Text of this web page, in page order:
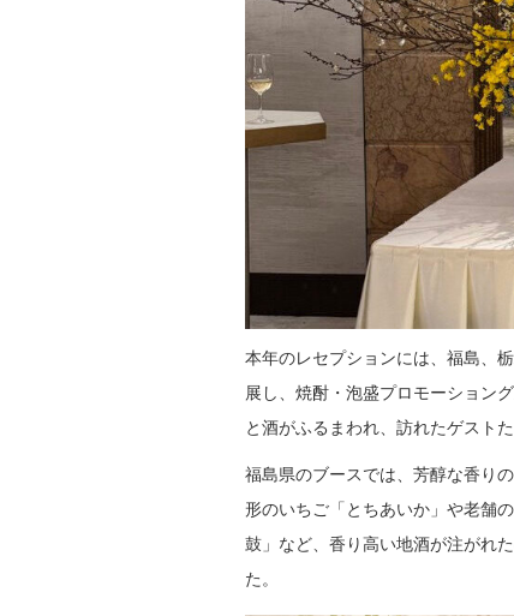
本年のレセプションには、福島、
展し、焼酎・泡盛プロモーション
と酒がふるまわれ、訪れたゲスト
福島県のブースでは、芳醇な香り
形のいちご「とちあいか」や老舗
鼓」など、香り高い地酒が注がれ
た。